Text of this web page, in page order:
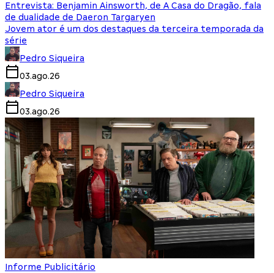
Entrevista: Benjamin Ainsworth, de A Casa do Dragão, fala
de dualidade de Daeron Targaryen
Jovem ator é um dos destaques da terceira temporada da
série
Pedro Siqueira
03.ago.26
Pedro Siqueira
03.ago.26
Informe Publicitário